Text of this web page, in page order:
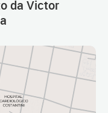
da Victor